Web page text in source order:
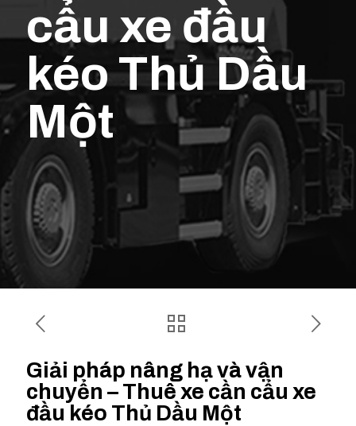
cẩu xe đầu
kéo Thủ Dầu
Một
Giải pháp nâng hạ và vận
chuyển – Thuê xe cần cẩu xe
đầu kéo Thủ Dầu Một